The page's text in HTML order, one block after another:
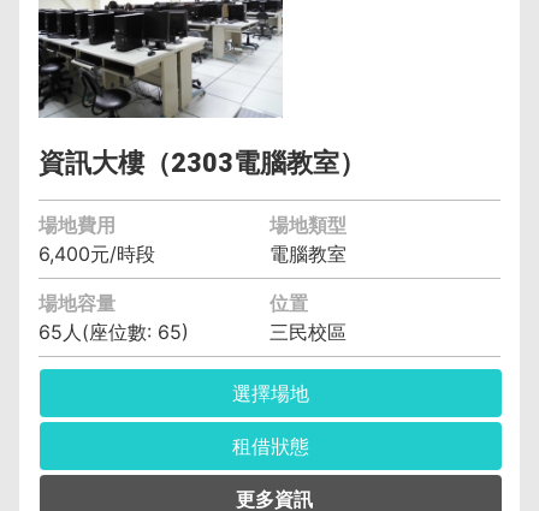
備註︰備有水電、燈光、空調
資訊大樓（2303電腦教室）
場地費用
場地類型
6,400元/時段
電腦教室
場地容量
位置
65人(座位數: 65)
三民校區
選擇場地
租借狀態